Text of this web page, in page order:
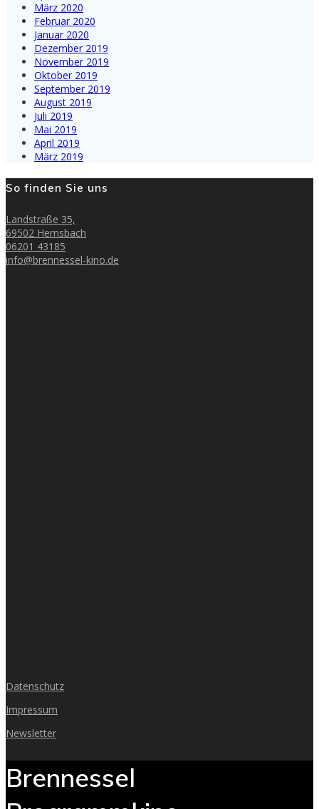
März 2020
Februar 2020
Januar 2020
Dezember 2019
November 2019
Oktober 2019
September 2019
August 2019
Juli 2019
Mai 2019
April 2019
März 2019
So finden Sie uns
Landstraße 35,
69502 Hemsbach
06201 43185
info@brennessel-kino.de
Datenschutz
Impressum
Newsletter
Brennessel